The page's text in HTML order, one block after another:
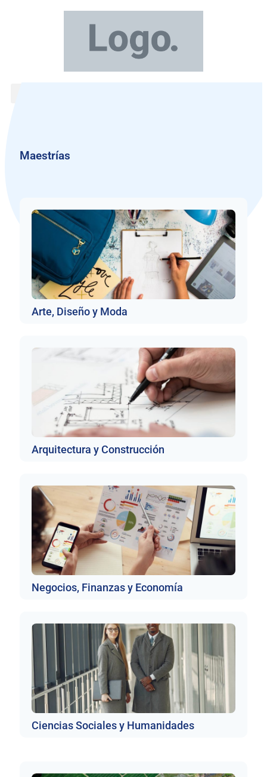
Maestrías
Arte, Diseño y Moda
Arquitectura y Construcción
Negocios, Finanzas y Economía
Ciencias Sociales y Humanidades